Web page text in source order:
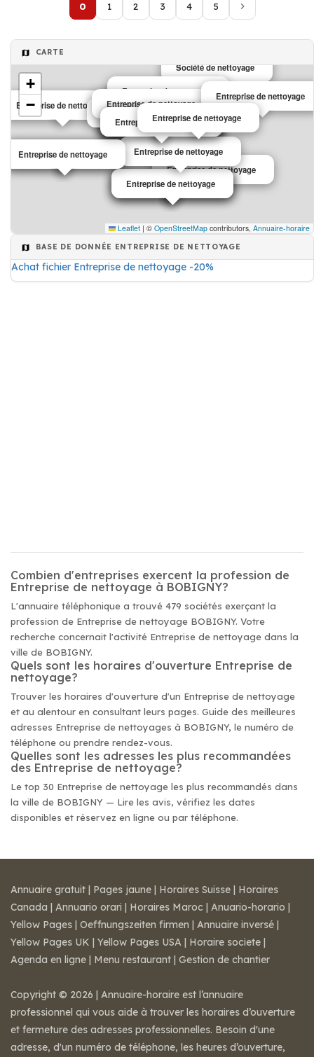
0 1 2 3 4 5
CARTE
Entreprise de nettoyage
Société de nettoyage
Entreprise de nettoyage
Entreprise de nettoyage
Entreprise de nettoyage
Entreprise de nettoyage
Entreprise de nettoyage
Entreprise de nettoyage
Entreprise de nettoyage
Entreprise de nettoyage
Entreprise de nettoyage
Entreprise de nettoyage
Entreprise de nettoyage
Entreprise de nettoyage
Entreprise de nettoyage
Entreprise de nettoyage
Entreprise de nettoyage
Entreprise de nettoyage
Entreprise de nettoyage
Entreprise de nettoyage
+
−
Leaflet | © OpenStreetMap contributors, Annuaire-horaire
BASE DE DONNÉE ENTREPRISE DE NETTOYAGE
Achat fichier Entreprise de nettoyage -20%
Combien d'entreprises exercent la profession de
Entreprise de nettoyage à BOBIGNY?
L'annuaire téléphonique a trouvé 479 sociétés exerçant la
profession de Entreprise de nettoyage BOBIGNY. Votre
recherche concernait l'activité Entreprise de nettoyage dans la
ville de BOBIGNY.
Quels sont les horaires d'ouverture Entreprise de
nettoyage?
Trouver les horaires d'ouverture d'un Entreprise de nettoyage
et au alentour en consultant leurs pages. Guide des meilleures
adresses Entreprise de nettoyages à BOBIGNY, le numéro de
téléphone ou prendre rendez-vous.
Quelles sont les adresses les plus recommandées
des Entreprise de nettoyage?
Le top 30 Entreprise de nettoyage les plus recommandés dans
la ville de BOBIGNY — Lire les avis, vérifiez les dates
disponibles et réservez en ligne ou par téléphone.
Annuaire gratuit | Pages jaune | Horaires Suisse | Horaires
Canada | Annuario orari | Horaires Maroc | Anuario-horario |
Yellow Pages | Oeffnungszeiten firmen | Annuaire inversé |
Yellow Pages UK | Yellow Pages USA | Horaire societe |
Agenda en ligne | Menu restaurant | Gestion de chantier
Copyright © 2026 | Annuaire-horaire est l’annuaire
professionnel qui vous aide à trouver les horaires d’ouverture
et fermeture des adresses professionnelles. Besoin d'une
adresse, d'un numéro de téléphone, les heures d’ouverture,